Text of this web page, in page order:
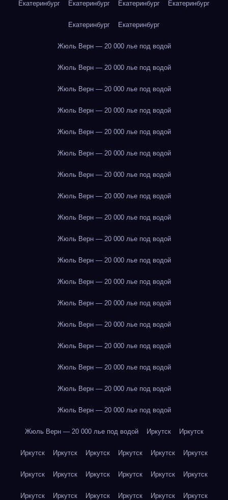
Екатеринбург Екатеринбург Екатеринбург Екатеринбург
Екатеринбург Екатеринбург
Жюль Верн — 20 000 лье под водой
Жюль Верн — 20 000 лье под водой
Жюль Верн — 20 000 лье под водой
Жюль Верн — 20 000 лье под водой
Жюль Верн — 20 000 лье под водой
Жюль Верн — 20 000 лье под водой
Жюль Верн — 20 000 лье под водой
Жюль Верн — 20 000 лье под водой
Жюль Верн — 20 000 лье под водой
Жюль Верн — 20 000 лье под водой
Жюль Верн — 20 000 лье под водой
Жюль Верн — 20 000 лье под водой
Жюль Верн — 20 000 лье под водой
Жюль Верн — 20 000 лье под водой
Жюль Верн — 20 000 лье под водой
Жюль Верн — 20 000 лье под водой
Жюль Верн — 20 000 лье под водой
Жюль Верн — 20 000 лье под водой
Жюль Верн — 20 000 лье под водой Иркутск Иркутск
Иркутск Иркутск Иркутск Иркутск Иркутск Иркутск
Иркутск Иркутск Иркутск Иркутск Иркутск Иркутск
Иркутск Иркутск Иркутск Иркутск Иркутск Иркутск